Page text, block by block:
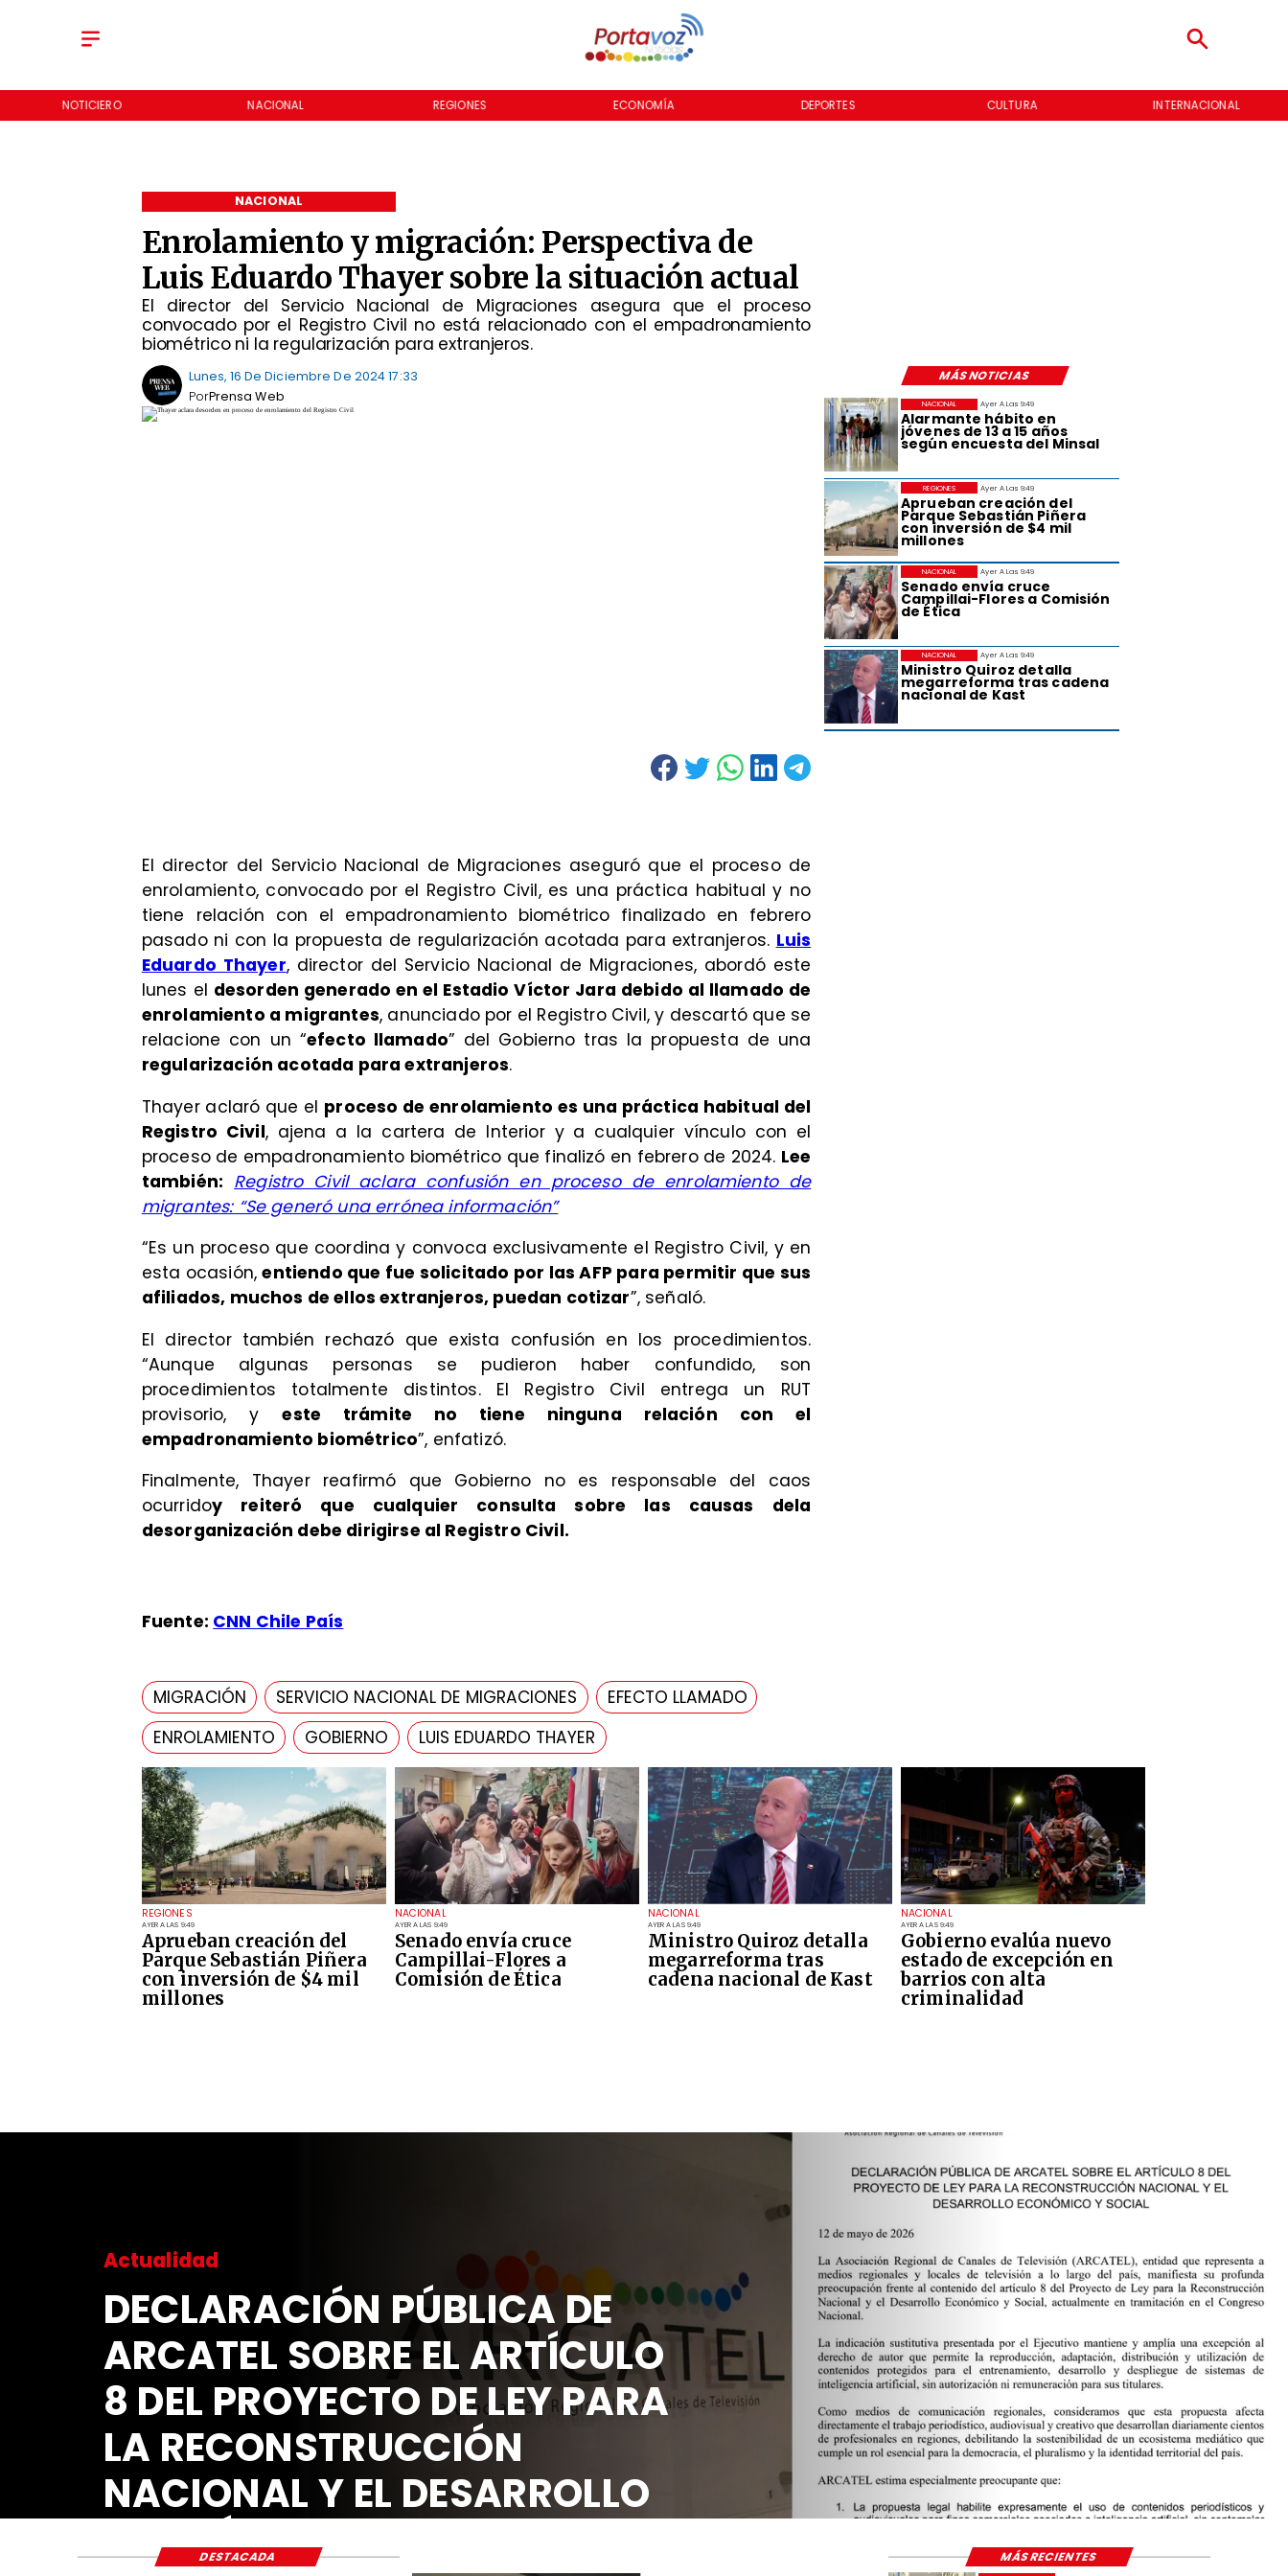
NOTICIERO NACIONAL REGIONES ECONOMÍA DEPORTES CULTURA INTERNACIONAL
Enrolamiento y migración: Perspectiva de
Luis Eduardo Thayer sobre la situación actual
El director del Servicio Nacional de Migraciones asegura que el proceso
convocado por el Registro Civil no está relacionado con el empadronamiento
biométrico ni la regularización para extranjeros.
NACIONAL
MÁS NOTICIAS
Lunes, 16 De Diciembre De 2024 17:33
Prensa Web
Por
REGIONES
AYER A LAS 9:49
Aprueban creación del
Parque Sebastián Piñera
con inversión de $4 mil
millones
NACIONAL
AYER A LAS 9:49
Senado envía cruce
Campillai-Flores a
Comisión de Ética
NACIONAL
AYER A LAS 9:49
Ministro Quiroz detalla
megarreforma tras
cadena nacional de Kast
NACIONAL
AYER A LAS 9:49
Gobierno evalúa nuevo
estado de excepción en
barrios con alta
criminalidad
Ayer A Las 9:49
Alarmante hábito en
jóvenes de 13 a 15 años
según encuesta del Minsal
NACIONAL
Ayer A Las 9:49
Aprueban creación del
Parque Sebastián Piñera
con inversión de $4 mil
millones
REGIONES
Ayer A Las 9:49
Senado envía cruce
Campillai-Flores a Comisión
de Ética
NACIONAL
Ayer A Las 9:49
Ministro Quiroz detalla
megarreforma tras cadena
nacional de Kast
NACIONAL
El director del Servicio Nacional de Migraciones aseguró que el proceso de
enrolamiento, convocado por el Registro Civil, es una práctica habitual y no
tiene relación con el empadronamiento biométrico finalizado en febrero
pasado ni con la propuesta de regularización acotada para extranjeros. Luis
Eduardo Thayer, director del Servicio Nacional de Migraciones, abordó este
lunes el desorden generado en el Estadio Víctor Jara debido al llamado de
enrolamiento a migrantes, anunciado por el Registro Civil, y descartó que se
relacione con un “efecto llamado” del Gobierno tras la propuesta de una
regularización acotada para extranjeros.
Thayer aclaró que el proceso de enrolamiento es una práctica habitual del
Registro Civil, ajena a la cartera de Interior y a cualquier vínculo con el
proceso de empadronamiento biométrico que finalizó en febrero de 2024. Lee
también: Registro Civil aclara confusión en proceso de enrolamiento de
migrantes: “Se generó una errónea información”
“Es un proceso que coordina y convoca exclusivamente el Registro Civil, y en
esta ocasión,entiendo que fue solicitado por las AFP para permitir que sus
afiliados, muchos de ellos extranjeros, puedan cotizar”, señaló.
El director también rechazó que exista confusión en los procedimientos.
“Aunque algunas personas se pudieron haber confundido, son
procedimientos totalmente distintos. El Registro Civil entrega un RUT
provisorio, yeste trámite no tiene ninguna relación con el
empadronamiento biométrico”, enfatizó.
Finalmente, Thayer reafirmó que Gobierno no es responsable del caos
ocurridoy reiteró que cualquier consulta sobre las causas dela
desorganización debe dirigirse al Registro Civil.
Fuente: CNN Chile País
MIGRACIÓN SERVICIO NACIONAL DE MIGRACIONES
EFECTO LLAMADO
ENROLAMIENTO
GOBIERNO LUIS EDUARDO THAYER
Actualidad
DECLARACIÓN PÚBLICA DE
ARCATEL SOBRE EL ARTÍCULO
8 DEL PROYECTO DE LEY PARA
LA RECONSTRUCCIÓN
NACIONAL Y EL DESARROLLO
ECONÓMICO Y SOCIAL
DESTACADA MÁS RECIENTES